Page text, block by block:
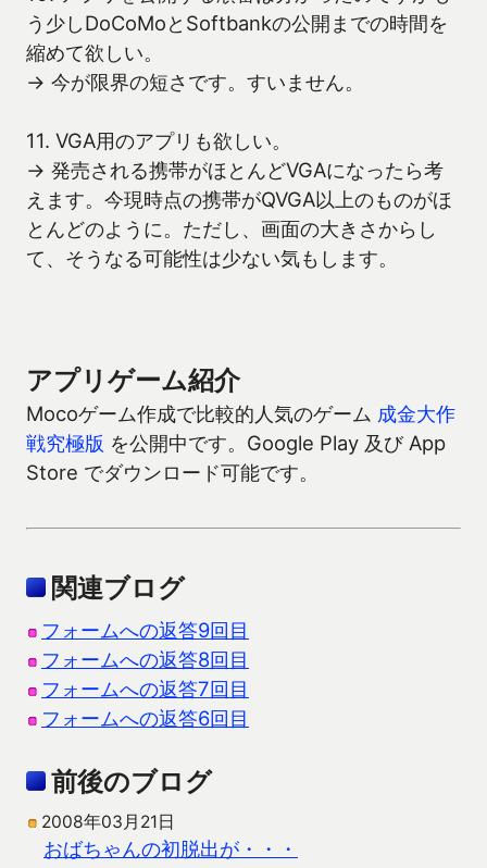
う少しDoCoMoとSoftbankの公開までの時間を
縮めて欲しい。
→ 今が限界の短さです。すいません。
11. VGA用のアプリも欲しい。
→ 発売される携帯がほとんどVGAになったら考
えます。今現時点の携帯がQVGA以上のものがほ
とんどのように。ただし、画面の大きさからし
て、そうなる可能性は少ない気もします。
アプリゲーム紹介
Mocoゲーム作成で比較的人気のゲーム 成金大作
戦究極版 を公開中です。Google Play 及び App
Store でダウンロード可能です。
関連ブログ
フォームへの返答9回目
フォームへの返答8回目
フォームへの返答7回目
フォームへの返答6回目
前後のブログ
2008年03月21日
おばちゃんの初脱出が・・・